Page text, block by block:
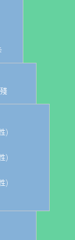
)
)
)